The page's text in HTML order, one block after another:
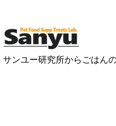
サンユー研究所からごはん